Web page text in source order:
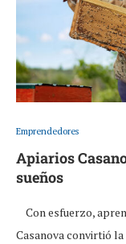
Emprendedores
Apiarios
sueños
Con esfuerzo,
Casanova convirtió